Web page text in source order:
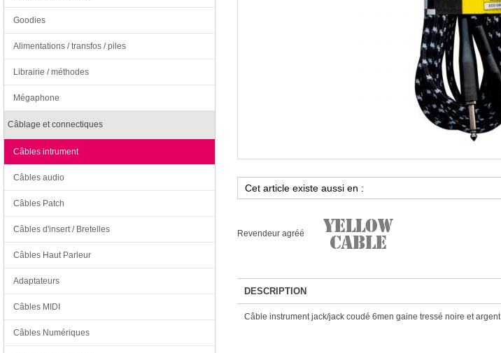
Revendeur agréé
DESCRIPTION
Câble instrument jack/jack coudé 6men gaine tressé noire et argent
Goodies
Alimentations / transfos / piles
Librairie / méthodes
Mégaphone
Câblage et connectiques
Câbles intrument
Câbles audio
Câbles Patch
Câbles d'insert / Bretelles
Câbles Haut Parleur
Adaptateurs
Câbles MIDI
Câbles Numériques